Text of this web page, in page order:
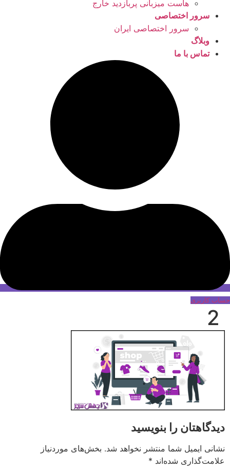
هاست میزبانی پربازدید خارج
سرور اختصاصی
سرور اختصاصی ایران
وبلاگ
تماس با ما
حساب کاربری
2
دیدگاهتان را بنویسید
نشانی ایمیل شما منتشر نخواهد شد. بخش‌های موردنیاز
علامت‌گذاری شده‌اند *